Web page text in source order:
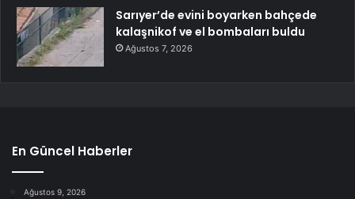
Sarıyer’de evini boyarken bahçede
kalaşnikof ve el bombaları buldu
Ağustos 7, 2026
En Güncel Haberler
Ağustos 9, 2026